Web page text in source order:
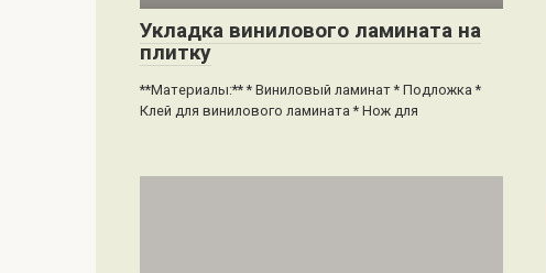
Укладка винилового ламината на
плитку
**Материалы:** * Виниловый ламинат * Подложка *
Клей для винилового ламината * Нож для